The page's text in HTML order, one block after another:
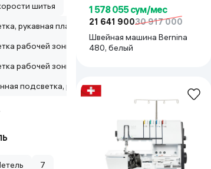
шитья
рукавная платформа Регулировка ширины
рабочей зоны, регулировка натяжения нити,
рабочей зоны, регулировка натяжения нити,
подсветка, регулировка длины и ширины
7
1 578 055 сум/мес
21 641 90030 917 000
Швейная машина Bernina
480, белый